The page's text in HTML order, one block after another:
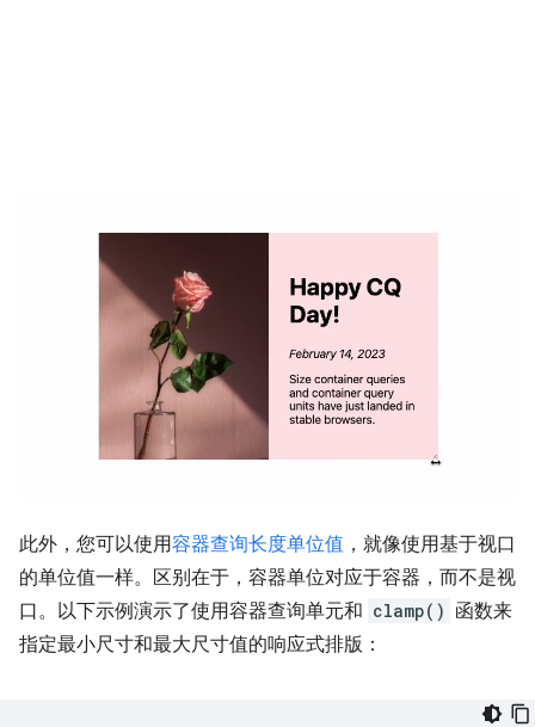
此外，您可以使用容器查询长度单位值 ，就像使用基于视口
的单位值一样。区别在于，容器单位对应于容器，而不是视
口。以下示例演示了使用容器查询单元和 clamp() 函数来
指定最小尺寸和最大尺寸值的响应式排版：